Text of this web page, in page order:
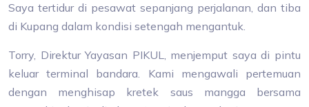
Saya tertidur di pesawat sepanjang perjalanan, dan tiba
di Kupang dalam kondisi setengah mengantuk.
Torry, Direktur Yayasan PIKUL, menjemput saya di pintu
keluar terminal bandara. Kami mengawali pertemuan
dengan menghisap kretek saus mangga bersama